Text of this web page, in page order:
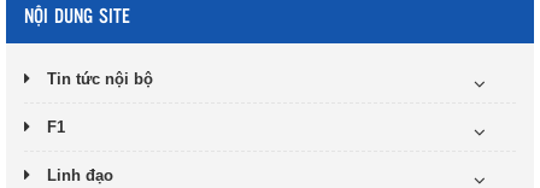
NỘI DUNG SITE
Tin tức nội bộ
F1
Linh đạo